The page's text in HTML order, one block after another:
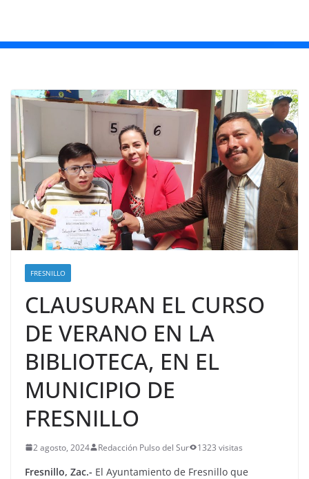
FRESNILLO
CLAUSURAN EL CURSO
DE VERANO EN LA
BIBLIOTECA, EN EL
MUNICIPIO DE
FRESNILLO
2 agosto, 2024 Redacción Pulso del Sur 1323 visitas
Fresnillo, Zac.- El Ayuntamiento de Fresnillo que